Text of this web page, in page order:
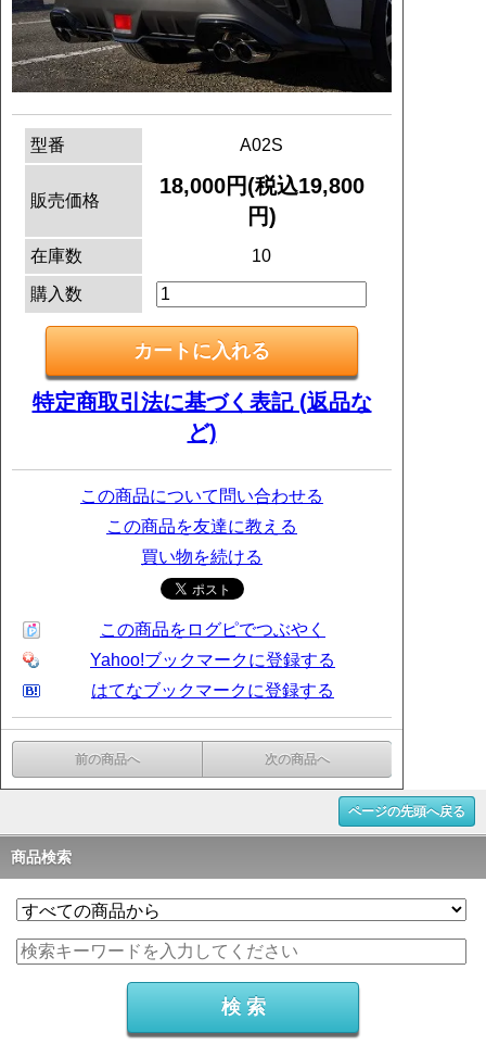
型番 A02S
販売価格
18,000円(税込19,800
円)
在庫数 10
購入数
特定商取引法に基づく表記 (返品な
ど)
この商品について問い合わせる
この商品を友達に教える
買い物を続ける
この商品をログピでつぶやく
Yahoo!ブックマークに登録する
はてなブックマークに登録する
前の商品へ 次の商品へ
ページの先頭へ戻る
商品検索